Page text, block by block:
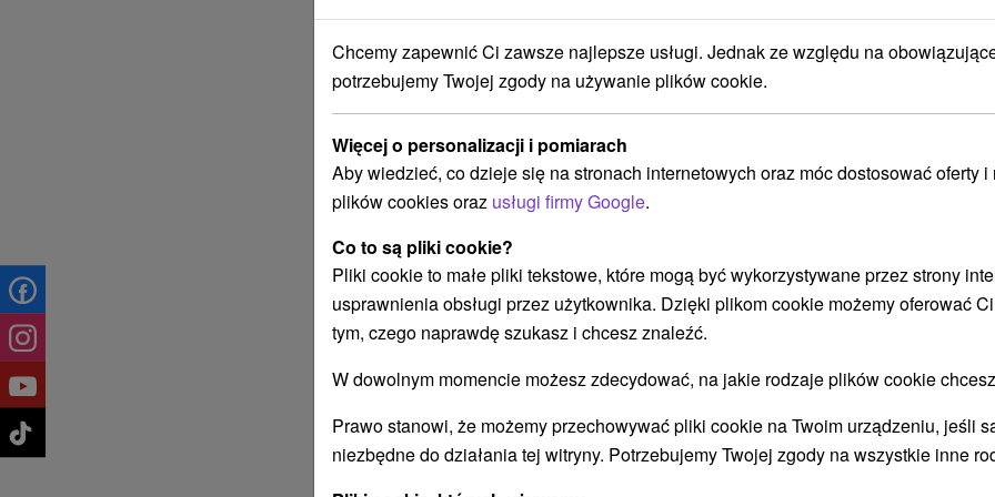
Uzdrowisko Rajeckie Teplice: 20 % zniżki na
wybrane pobyty do 31.08.2026
9,5 (422 recenzji)Od 5 Noce
Śniadanie I Kolacja
Pakiet obejmuje 2 zabiegi szyte na miarę
dziennie oraz bezpłatny całodzienny dostęp do
kompleksu basenów termalnych, świata saun i
➝ Pokračovať v
Chcemy zapewnić Ci zawsze najlepsze usługi. Jednak ze względu na
potrzebujemy Twojej zgody na używanie plików cookie.
Więcej o personalizacji i pomiarach
Aby wiedzieć, co dzieje się na stronach internetowych oraz móc dostosować oferty i
plików cookies oraz usługi firmy Google.
Co to są pliki cookie?
Pliki cookie to małe pliki tekstowe, które mogą być wykorzystywane przez strony
usprawnienia obsługi przez użytkownika. Dzięki plikom cookie możemy oferować
tym, czego naprawdę szukasz i chcesz znaleźć.
W dowolnym momencie możesz zdecydować, na jakie rodzaje plików cookie
Prawo stanowi, że możemy przechowywać pliki cookie na Twoim urządzeniu, jeśli
niezbędne do działania tej witryny. Potrzebujemy Twojej zgody na wszystkie inne